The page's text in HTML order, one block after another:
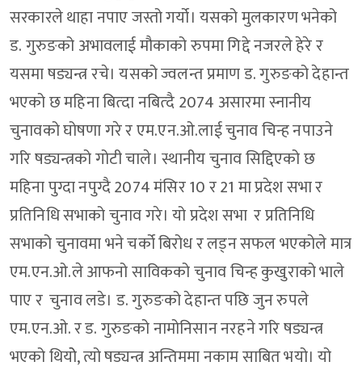
सरकारले थाहा नपाए जस्तो गर्यो। यसको मुलकारण भनेको
ड. गुरुङको अभावलाई मौकाको रुपमा गिद्दे नजरले हेरे र
यसमा षड्यन्त्र रचे। यसको ज्वलन्त प्रमाण ड. गुरुङको देहान्त
भएको छ महिना बित्दा नबित्दै 2074 असारमा स्नानीय
चुनावको घोषणा गरे र एम.एन.ओ.लाई चुनाव चिन्ह नपाउने
गरि षड्यन्त्रको गोटी चाले। स्थानीय चुनाव सिद्दिएको छ
महिना पुग्दा नपुग्दै 2074 मंसिर 10 र 21 मा प्रदेश सभा र
प्रतिनिधि सभाको चुनाव गरे। यो प्रदेश सभा र प्रतिनिधि
सभाको चुनावमा भने चर्को बिरोध र लड्न सफल भएकोले मात्र
एम.एन.ओ.ले आफनो साविकको चुनाव चिन्ह कुखुराको भाले
पाए र चुनाव लडे। ड. गुरुङको देहान्त पछि जुन रुपले
एम.एन.ओ. र ड. गुरुङको नामोनिसान नरहने गरि षड्यन्त्र
भएको थियोे, त्यो षड्यन्त्र अन्तिममा नकाम साबित भयो। यो